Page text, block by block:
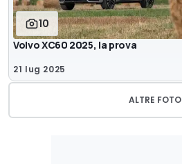
10
Volvo XC60 2025, la prova
21 lug 2025
ALTRE FOTO